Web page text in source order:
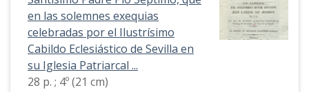
en las solemnes exequias
celebradas por el Ilustrísimo
Cabildo Eclesiástico de Sevilla en
su Iglesia Patriarcal ...
28 p. ; 4º (21 cm)